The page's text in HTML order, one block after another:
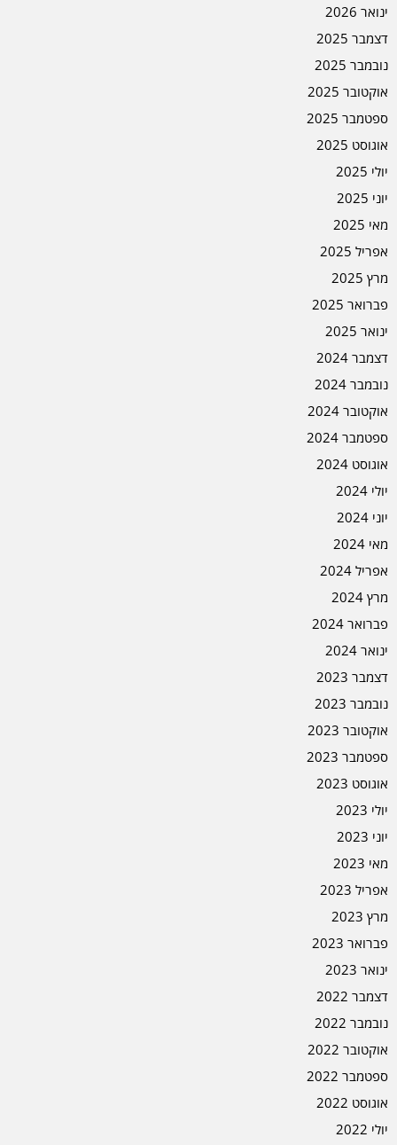
ינואר 2026
דצמבר 2025
נובמבר 2025
אוקטובר 2025
ספטמבר 2025
אוגוסט 2025
יולי 2025
יוני 2025
מאי 2025
אפריל 2025
מרץ 2025
פברואר 2025
ינואר 2025
דצמבר 2024
נובמבר 2024
אוקטובר 2024
ספטמבר 2024
אוגוסט 2024
יולי 2024
יוני 2024
מאי 2024
אפריל 2024
מרץ 2024
פברואר 2024
ינואר 2024
דצמבר 2023
נובמבר 2023
אוקטובר 2023
ספטמבר 2023
אוגוסט 2023
יולי 2023
יוני 2023
מאי 2023
אפריל 2023
מרץ 2023
פברואר 2023
ינואר 2023
דצמבר 2022
נובמבר 2022
אוקטובר 2022
ספטמבר 2022
אוגוסט 2022
יולי 2022